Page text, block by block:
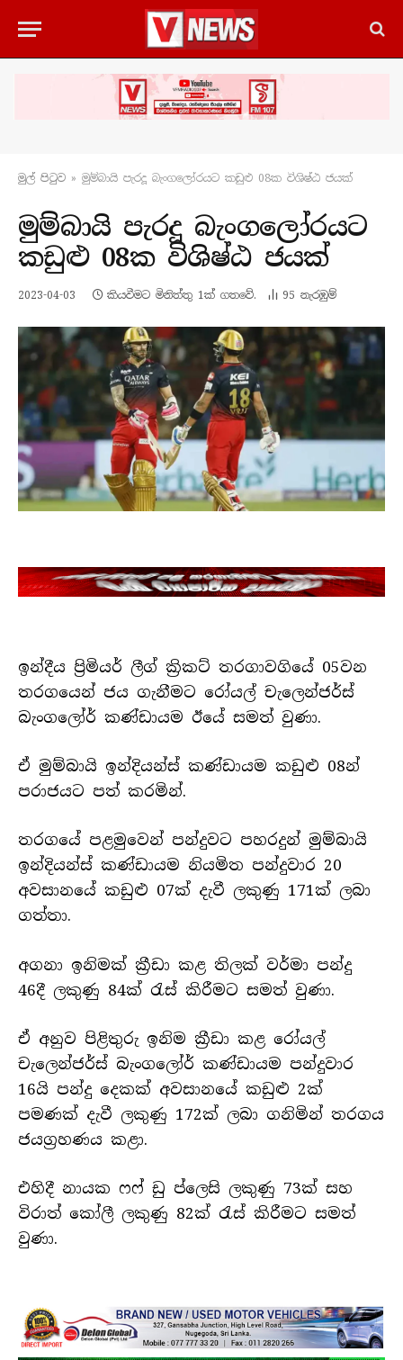
මුල් පිටු​ව » මුම්බායි පැරදූ බැංගලෝරයට කඩුළු 08ක විශිෂ්ඨ ජයක්
මුම්බායි පැරදූ බැංගලෝරයට
කඩුළු 08ක විශිෂ්ඨ ජයක්
2023-04-03 කියවීමට මිනිත්තු 1ක් ගතවේ. 95 නැරඹු​ම්
ඉන්දීය ප්‍රිමියර් ලීග් ක්‍රිකට් තරගාවගියේ 05වන
තරගයෙන් ජය ගැනීමට රෝයල් චැලෙන්ජර්ස්
බැංගලෝර් කණ්ඩායම ඊයේ සමත් වුණා.
ඒ මුම්බායි ඉන්දියන්ස් කණ්ඩායම කඩුළු 08න්
පරාජයට පත් කරමින්.
තරගයේ පළමුවෙන් පන්දුවට පහරදුන් මුම්බායි
ඉන්දියන්ස් කණ්ඩායම නියමිත පන්දුවාර 20
අවසානයේ කඩුළු 07ක් දැවී ලකුණු 171ක් ලබා
ගත්තා.
අගනා ඉනිමක් ක්‍රීඩා කළ තිලක් වර්මා පන්දු
46දී ලකුණු 84ක් රැස් කිරීමට සමත් වුණා.
ඒ අනුව පිළිතුරු ඉනිම ක්‍රීඩා කළ රෝයල්
චැලෙන්ජර්ස් බැංගලෝර් කණ්ඩායම පන්දුවාර
16යි පන්දු දෙකක් අවසානයේ කඩුළු 2ක්
පමණක් දැවී ලකුණු 172ක් ලබා ගනිමින් තරගය
ජයග්‍රහණය කළා.
එහිදී නායක ෆෆ් ඩු ප්ලෙසි ලකුණු 73ක් සහ
විරාත් කෝලී ලකුණු 82ක් රැස් කිරීමට සමත්
වුණා.